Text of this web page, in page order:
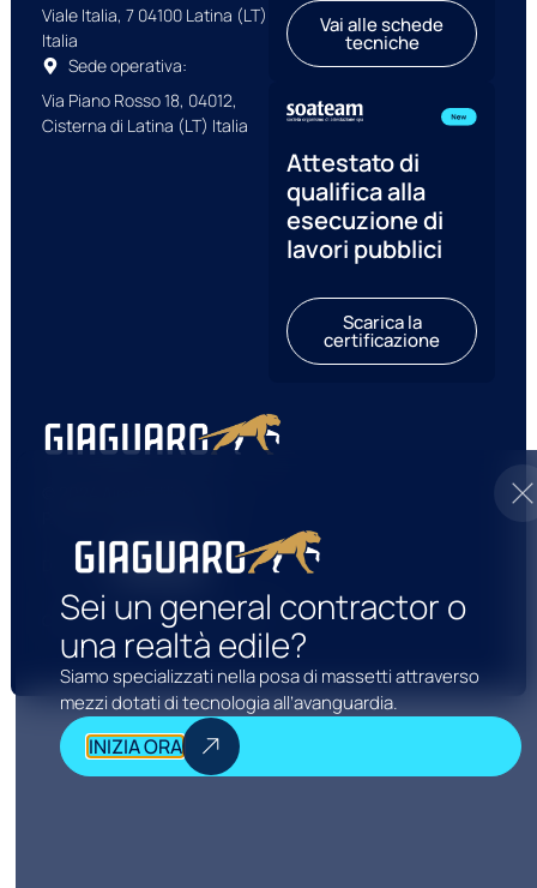
Viale Italia, 7 04100 Latina (LT)
Italia
Sede operativa:
Via Piano Rosso 18, 04012,
Cisterna di Latina (LT) Italia
Vai alle schede
tecniche
Attestato di
qualifica alla
esecuzione di
lavori pubblici
Scarica la
certificazione
Design by
Cookie Policy Privacy Policy
Sei un general contractor o
una realtà edile?
Siamo specializzati nella posa di massetti attraverso
mezzi dotati di tecnologia all’avanguardia.
INIZIA ORA